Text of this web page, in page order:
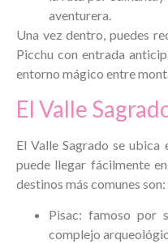
aventurera.
Una vez dentro, puedes
Picchu con entrada
entorno mágico entre
El Valle
El Valle Sagrado se ubica
puede llegar fácilmente
destinos más comunes son:
Pisac: famoso por
complejo